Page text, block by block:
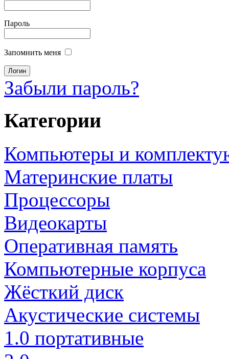
Пароль
Запомнить меня
Забыли пароль?
Категории
Компьютеры и
Материнские платы
Процессоры
Видеокарты
Оперативная память
Компьютерные корпуса
Жёсткий диск
Акустические системы
1.0 портативные